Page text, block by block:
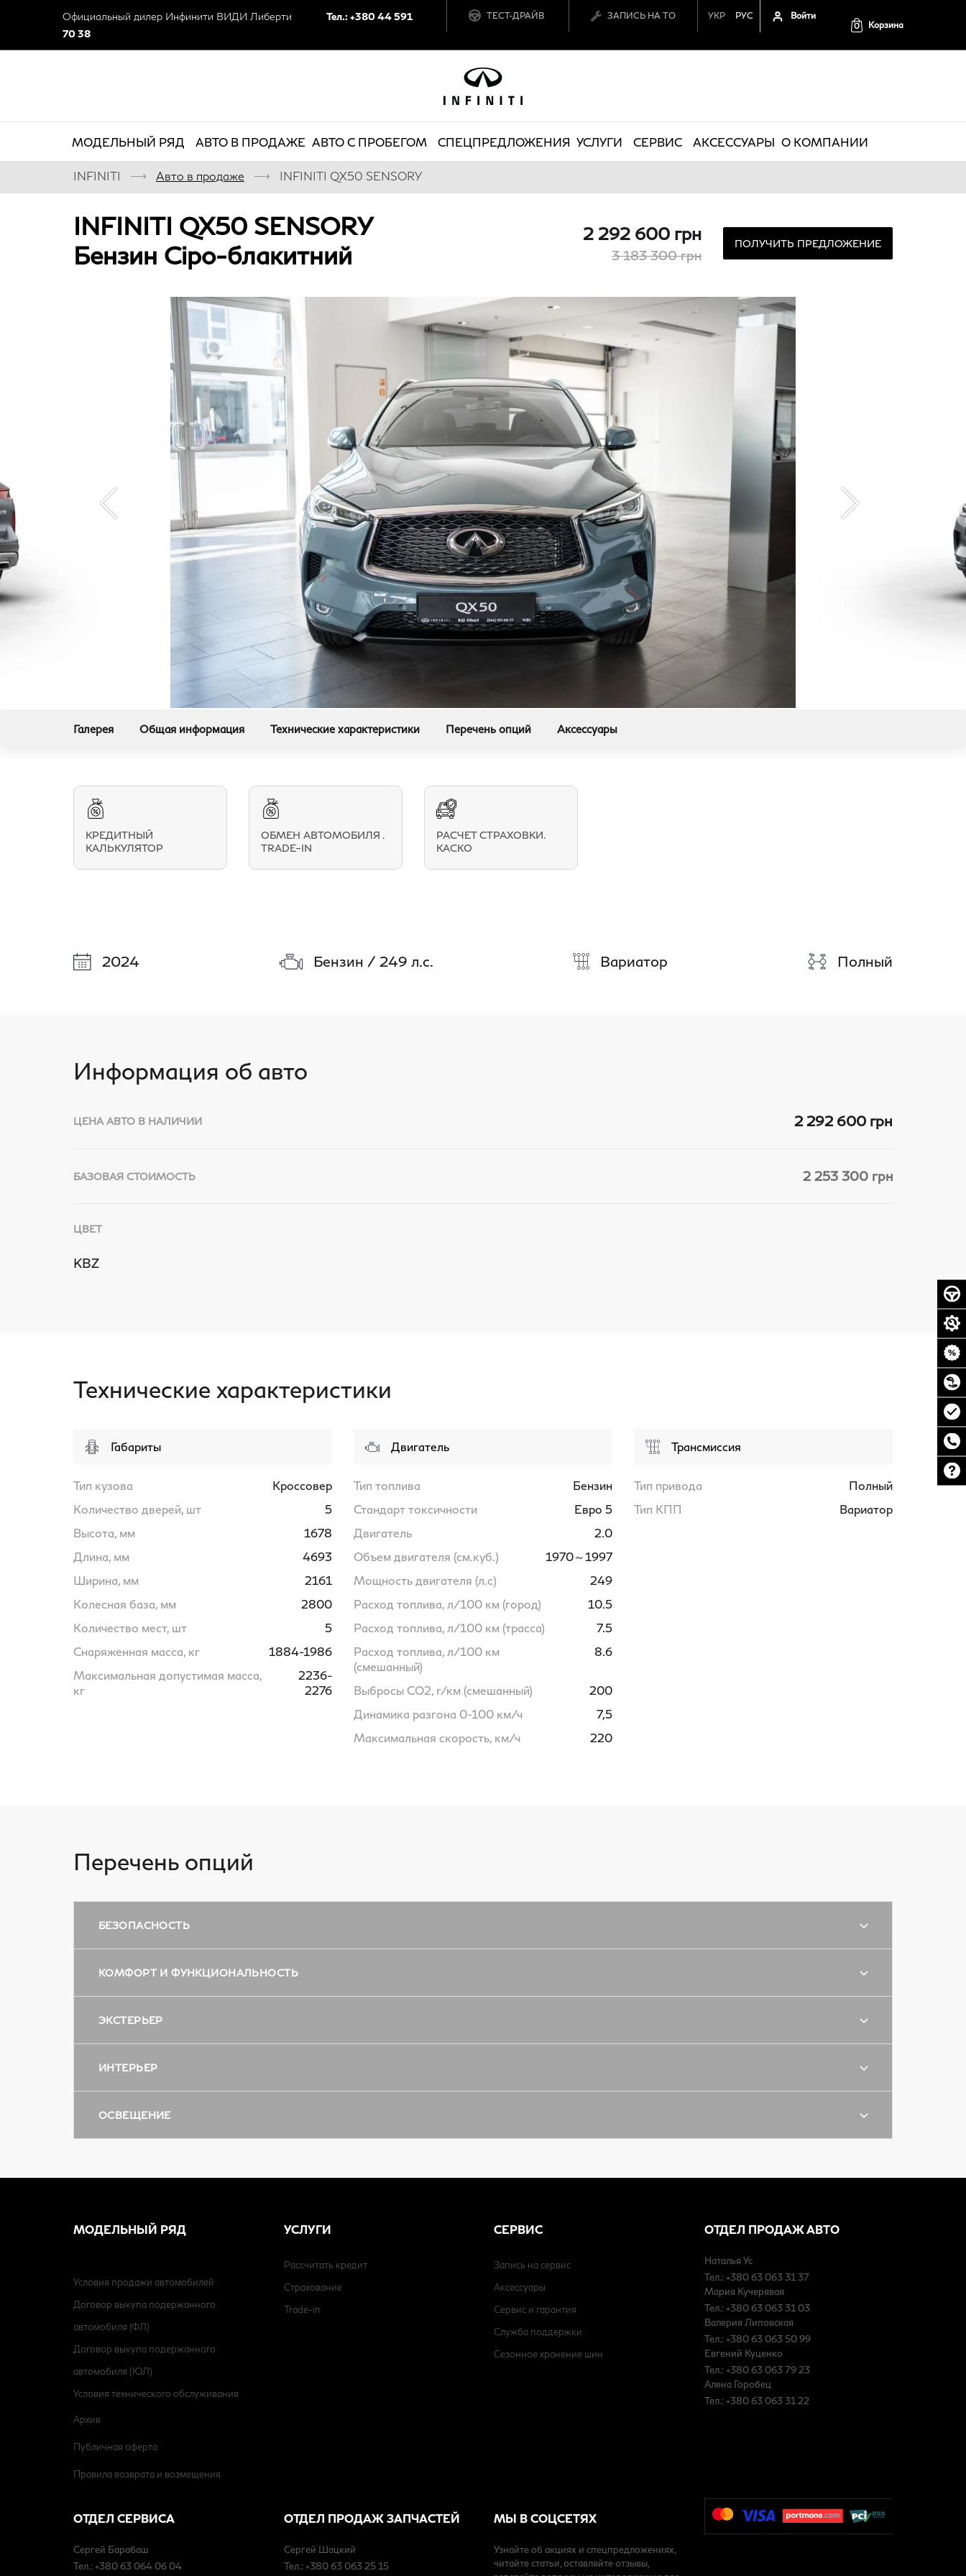
Официальный дилер Инфинити ВИДИ Либерти
Тел.: +380 44 591
70 38
ТЕСТ-ДРАЙВ ЗАПИСЬ НА ТО УКР РУС Войти
0 Корзина
МОДЕЛЬНЫЙ РЯД АВТО В ПРОДАЖЕ АВТО С ПРОБЕГОМ СПЕЦПРЕДЛОЖЕНИЯ УСЛУГИ СЕРВИС АКСЕССУАРЫ О КОМПАНИИ
INFINITI ⟶ Авто в продаже ⟶ INFINITI QX50 SENSORY
INFINITI QX50 SENSORY
Бензин Сіро-блакитний
2 292 600 грн
3 183 300 грн
ПОЛУЧИТЬ ПРЕДЛОЖЕНИЕ
Галерея Общая информация Технические характеристики Перечень опций Аксессуары
КРЕДИТНЫЙ
КАЛЬКУЛЯТОР
ОБМЕН АВТОМОБИЛЯ .
TRADE–IN
РАСЧЕТ СТРАХОВКИ.
КАСКО
2024 Бензин / 249 л.с. Вариатор Полный
Информация об авто
ЦЕНА АВТО В НАЛИЧИИ 2 292 600 грн
БАЗОВАЯ СТОИМОСТЬ 2 253 300 грн
ЦВЕТ
KBZ
Технические характеристики
Габариты
Тип кузова
Кроссовер
Количество дверей, шт
5
Высота, мм
1678
Длина, мм
4693
Ширина, мм
2161
Колесная база, мм
2800
Количество мест, шт
5
Снаряженная масса, кг
1884-1986
Максимальная допустимая масса,
кг
2236-
2276
Двигатель
Тип топлива
Бензин
Стандарт токсичности
Евро 5
Двигатель
2.0
Объем двигателя (см.куб.)
1970～1997
Мощность двигателя (л.с)
249
Расход топлива, л/100 км (город)
10.5
Расход топлива, л/100 км (трасса)
7.5
Расход топлива, л/100 км
(смешанный)
8.6
Выбросы CO2, г/км (смешанный)
200
Динамика разгона 0-100 км/ч
7,5
Максимальная скорость, км/ч
220
Трансмиссия
Тип привода
Полный
Тип КПП
Вариатор
Перечень опций
БЕЗОПАСНОСТЬ
КОМФОРТ И ФУНКЦИОНАЛЬНОСТЬ
ЭКСТЕРЬЕР
ИНТЕРЬЕР
ОСВЕЩЕНИЕ
МОДЕЛЬНЫЙ РЯД
Условия продажи автомобилей
Договор выкупа подержанного
автомобиля (ФЛ)
Договор выкупа подержанного
автомобиля (ЮЛ)
Условия технического обслуживания
Архив
Публичная оферта
Правила возврата и возмещения
УСЛУГИ
Рассчитать кредит
Страхование
Trade-in
СЕРВИС
Запись на сервис
Аксессуары
Сервис и гарантия
Служба поддержки
Сезонное хранение шин
ОТДЕЛ ПРОДАЖ АВТО
Наталья Ус
Тел.: +380 63 063 31 37
Мария Кучерявая
Тел.: +380 63 063 31 03
Валерия Липовская
Тел.: +380 63 063 50 99
Евгений Куценко
Тел.: +380 63 063 79 23
Алена Горобец
Тел.: +380 63 063 31 22
ОТДЕЛ СЕРВИСА
Сергей Барабаш
Тел.: +380 63 064 06 04
ОТДЕЛ ПРОДАЖ ЗАПЧАСТЕЙ
Сергей Шацкий
Тел.: +380 63 063 25 15
МЫ В СОЦСЕТЯХ
Узнайте об акциях и спецпредложениях,
читайте статьи, оставляйте отзывы,